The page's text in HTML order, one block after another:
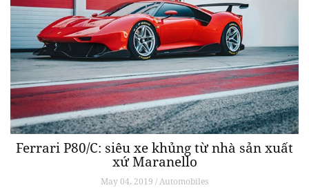
Ferrari P80/C: siêu xe khủng từ ​​nhà sản xuất
xứ Maranello
May 04, 2019 / Automobiles